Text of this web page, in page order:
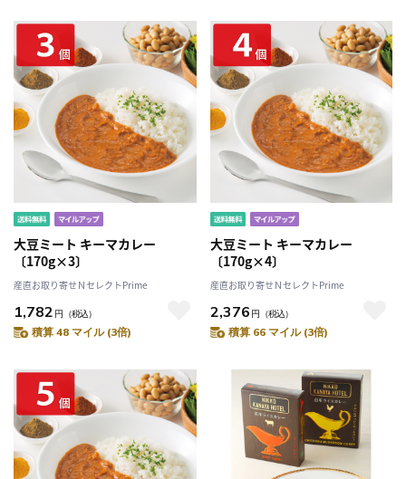
大豆ミート キーマカレー
〔170g×3〕
産直お取り寄せＮセレクトPrime
1,782 円 （税込）
積算 48 マイル (3倍)
大豆ミート キーマカレー
〔170g×4〕
産直お取り寄せＮセレクトPrime
2,376 円 （税込）
積算 66 マイル (3倍)